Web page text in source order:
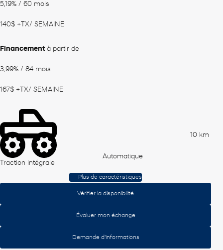
5,19% / 60 mois
140$ +TX/ SEMAINE
Financement à partir de
3,99% / 84 mois
167$ +TX/ SEMAINE
Traction intégrale
Automatique
10 km
Plus de caractéristiques
Vérifier la disponibilité
Évaluer mon échange
Demande d'informations